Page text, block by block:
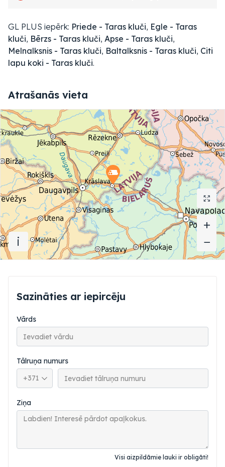
GL PLUS iepērk: Priede - Taras kluči, Egle - Taras
kluči, Bērzs - Taras kluči, Apse - Taras kluči,
Melnalksnis - Taras kluči, Baltalksnis - Taras kluči, Citi
lapu koki - Taras kluči.
Atrašanās vieta
+
−
i
+
−
Sazināties ar iepircēju
Vārds
Tālruņa numurs
Tālruņa valsts kods
Ziņa
Visi aizpildāmie lauki ir obligāti!